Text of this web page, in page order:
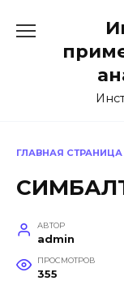
содержанию
ГЛАВНАЯ СТРАНИЦА
АВТОР
admin
ПРОСМОТРОВ
355